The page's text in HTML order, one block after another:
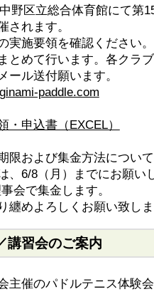
野区立総合体育館にて第
されます。
実施要領を確認ください。
とめて行います。各クラ
ール送付願います。
paddle.com
・申込書（EXCEL）
限および集金方法について
、6/8（月）までにお願い
会で集金します。
纏めよろしくお願い致し
講習会のご案内
主催のパドルテニス体験